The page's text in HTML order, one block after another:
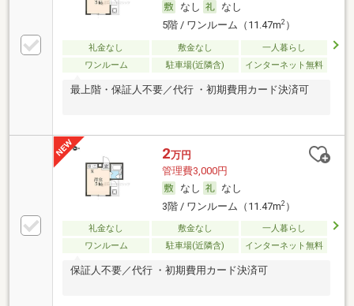
なし
なし
5階 / ワンルーム（11.47m2）
礼金なし 敷金なし
一人暮らし
ワンルーム
駐車場(近隣含) インターネット無料
最上階・保証人不要／代行 ・初期費用カード決済可
2万円
管理費3,000円
なし
なし
3階 / ワンルーム（11.47m2）
礼金なし 敷金なし
一人暮らし
ワンルーム
駐車場(近隣含) インターネット無料
保証人不要／代行 ・初期費用カード決済可